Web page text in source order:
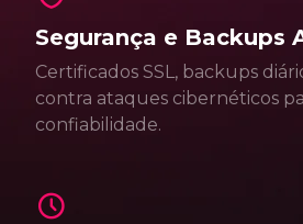
Segurança e Backups
Certificados SSL, backups
contra ataques cibernéticos
confiabilidade.